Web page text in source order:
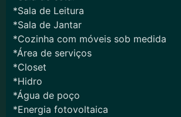
*Sala de Leitura
*Sala de Jantar
*Cozinha com móveis sob medida
*Área de serviços
*Closet
*Hidro
*Água de poço
*Energia fotovoltaica